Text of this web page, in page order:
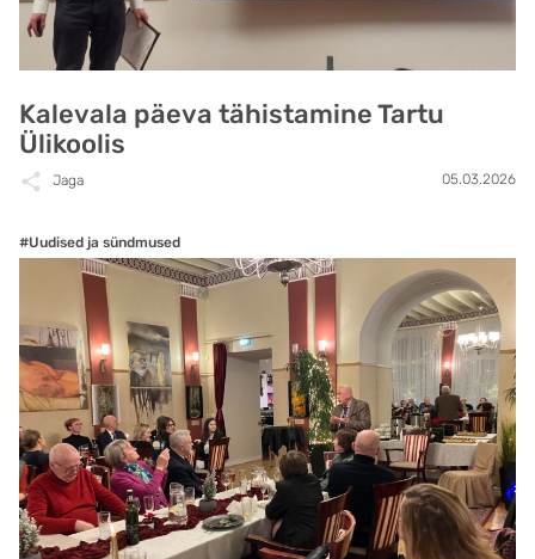
Kalevala päeva tähistamine Tartu
Ülikoolis
Jaga 05.03.2026
#Uudised ja sündmused